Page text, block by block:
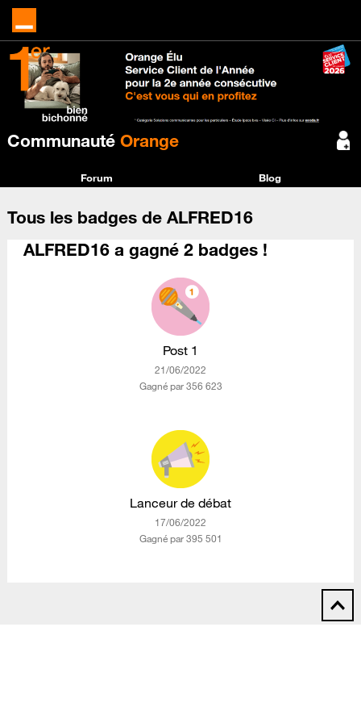
Communauté Orange
Forum Blog
Tous les badges de ALFRED16
ALFRED16 a gagné 2 badges !
Post 1
‎21/06/2022
Gagné par 356 623
Lanceur de débat
‎17/06/2022
Gagné par 395 501